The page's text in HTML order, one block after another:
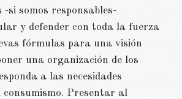
-si somos responsables-
y defender con toda la fuerza
fórmulas para una visión
una organización de los
a las necesidades
Presentar al